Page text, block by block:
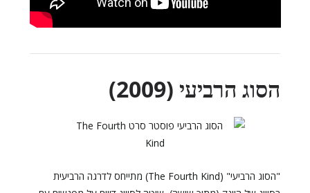
הסוג הרביעי (2009)
"הסוג הרביעי" (The Fourth Kind) מתייחס לדרגה הרביעית